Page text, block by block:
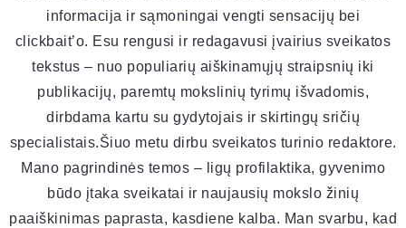
informacija ir sąmoningai vengti sensacijų bei
clickbait’o. Esu rengusi ir redagavusi įvairius sveikatos
tekstus – nuo populiarių aiškinamųjų straipsnių iki
publikacijų, paremtų mokslinių tyrimų išvadomis,
dirbdama kartu su gydytojais ir skirtingų sričių
specialistais.Šiuo metu dirbu sveikatos turinio redaktore.
Mano pagrindinės temos – ligų profilaktika, gyvenimo
būdo įtaka sveikatai ir naujausių mokslo žinių
paaiškinimas paprasta, kasdiene kalba. Man svarbu, kad